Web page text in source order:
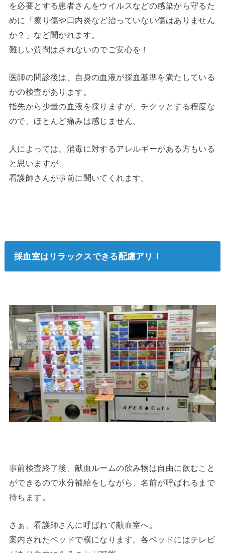
を必要とする患者さんをウイルスなどの感染から守るた
めに「擦り傷や口内炎など治っていない傷はありません
か？」など聞かれます。
難しい質問はされないのでご安心を！
医師の問診後は、自身の血液が採血基準を満たしている
かの検査があります。
指先から少量の血液を採りますが、チクッとする程度な
ので、ほとんど痛みは感じません。
人によっては、消毒に対するアレルギーがある方もいる
と思いますが、
看護師さんが事前に聞いてくれます。
採血室はリラックスできる配慮アリ！
事前検査終了後、献血ルームの飲み物は自由に飲むこと
ができるので水分補給をしながら、名前が呼ばれるまで
待ちます。
さぁ、看護師さんに呼ばれて献血室へ。
案内されたベッドで横になります。各ベッドにはテレビ